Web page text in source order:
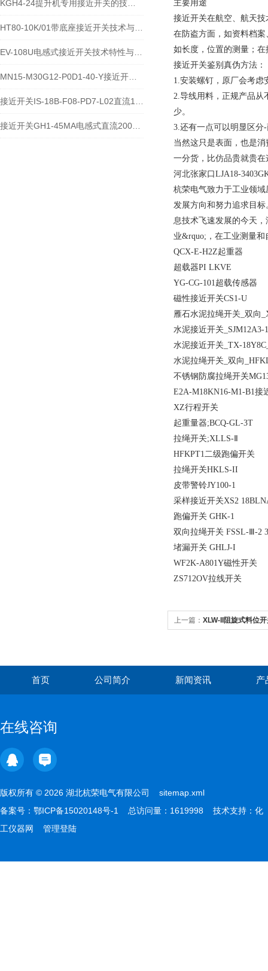
主要用途
接近开关在航空、航天
在防盗方面，如资料档
如长度，位置的测量；
接近开关鉴别真伪方法：
1.安装螺钉，原厂会考
2.导线用料，正规产品从
少。
3.还有一点可以明显区分
当然这只是表面，也是
一分货，比仿品贵就贵
河北张家口LJA18-
杭荣电气致力于工业领
发展方向和努力追求目
息技术飞速发展的今天
业&rquo;，在工业测量
QCX-E-H2Z起重器
超载器PI LKVE
YG-CG-101超载传感器
磁性接近开关CS1-U
雁石水泥拉绳开关_双向
水泥接近开关_SJM12A3-
水泥接近开关_TX-
水泥拉绳开关_双向
不锈钢防腐拉绳开关
E2A-M18KN16-M1-B1接
XZ行程开关
起重量器;BCQ-GL-3T
拉绳开关;XLLS-Ⅱ
HFKPT1二级跑偏开关
拉绳开关HKLS-II
皮带警铃JY100-1
采样接近开关XS2
跑偏开关 GHK-1
双向拉绳开关 FSSL-Ⅲ-2
堵漏开关 GHLJ-I
WF2K-A801Y磁性开关
ZS712OV拉线开关
上一篇： XLW-II阻旋式料位
首页 公司简介 新闻资讯 产
在线咨询
版权所有 © 2026 湖北杭荣电气有限公司 sitemap.xml
备案号： 鄂ICP备15020148号-1 总访问量：1619998 技术支持： 化
工仪器网
管理登陆